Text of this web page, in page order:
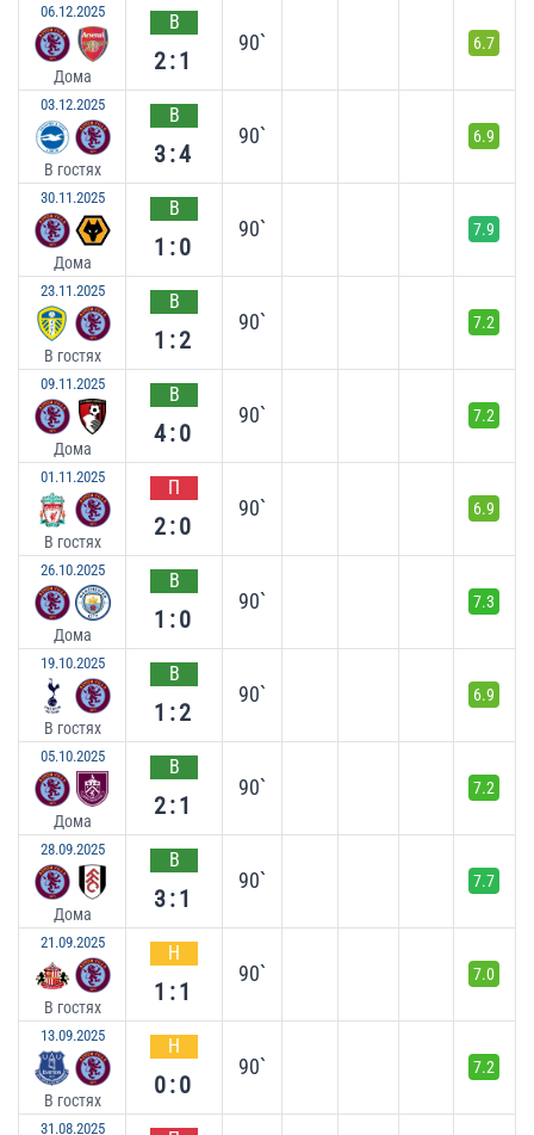
06.12.2025
Дома
В
2:1
90` 6.7
03.12.2025
В гостях
В
3:4
90` 6.9
30.11.2025
Дома
В
1:0
90` 7.9
23.11.2025
В гостях
В
1:2
90` 7.2
09.11.2025
Дома
В
4:0
90` 7.2
01.11.2025
В гостях
П
2:0
90` 6.9
26.10.2025
Дома
В
1:0
90` 7.3
19.10.2025
В гостях
В
1:2
90` 6.9
05.10.2025
Дома
В
2:1
90` 7.2
28.09.2025
Дома
В
3:1
90` 7.7
21.09.2025
В гостях
Н
1:1
90` 7.0
13.09.2025
В гостях
Н
0:0
90` 7.2
31.08.2025